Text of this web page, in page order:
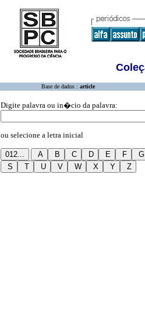
Base de dados : article
Digite palavra ou in�cio da palavra:
ou selecione a letra inicial